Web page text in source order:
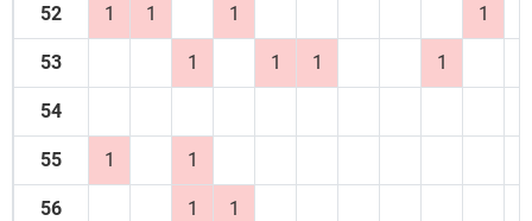
52 1 1 1 1
53 1 1 1 1
54
55 1 1
56 1 1